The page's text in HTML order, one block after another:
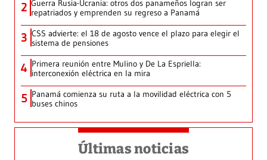
2 Guerra Rusia-Ucrania: otros dos panameños logran ser
repatriados y emprenden su regreso a Panamá
3 CSS advierte: el 18 de agosto vence el plazo para elegir el
sistema de pensiones
4 Primera reunión entre Mulino y De La Espriella:
interconexión eléctrica en la mira
5 Panamá comienza su ruta a la movilidad eléctrica con 5
buses chinos
Últimas noticias